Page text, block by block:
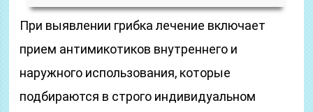
При выявлении грибка лечение включает
прием антимикотиков внутреннего и
наружного использования, которые
подбираются в строго индивидуальном